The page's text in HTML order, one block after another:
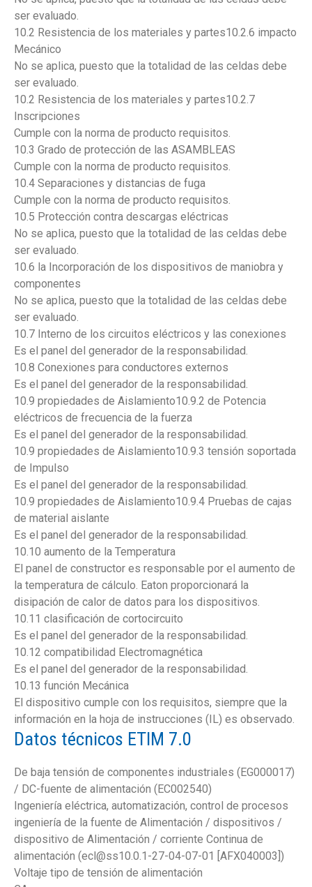
ser evaluado.
10.2 Resistencia de los materiales y partes10.2.6 impacto
Mecánico
No se aplica, puesto que la totalidad de las celdas debe
ser evaluado.
10.2 Resistencia de los materiales y partes10.2.7
Inscripciones
Cumple con la norma de producto requisitos.
10.3 Grado de protección de las ASAMBLEAS
Cumple con la norma de producto requisitos.
10.4 Separaciones y distancias de fuga
Cumple con la norma de producto requisitos.
10.5 Protección contra descargas eléctricas
No se aplica, puesto que la totalidad de las celdas debe
ser evaluado.
10.6 la Incorporación de los dispositivos de maniobra y
componentes
No se aplica, puesto que la totalidad de las celdas debe
ser evaluado.
10.7 Interno de los circuitos eléctricos y las conexiones
Es el panel del generador de la responsabilidad.
10.8 Conexiones para conductores externos
Es el panel del generador de la responsabilidad.
10.9 propiedades de Aislamiento10.9.2 de Potencia
eléctricos de frecuencia de la fuerza
Es el panel del generador de la responsabilidad.
10.9 propiedades de Aislamiento10.9.3 tensión soportada
de Impulso
Es el panel del generador de la responsabilidad.
10.9 propiedades de Aislamiento10.9.4 Pruebas de cajas
de material aislante
Es el panel del generador de la responsabilidad.
10.10 aumento de la Temperatura
El panel de constructor es responsable por el aumento de
la temperatura de cálculo. Eaton proporcionará la
disipación de calor de datos para los dispositivos.
10.11 clasificación de cortocircuito
Es el panel del generador de la responsabilidad.
10.12 compatibilidad Electromagnética
Es el panel del generador de la responsabilidad.
10.13 función Mecánica
El dispositivo cumple con los requisitos, siempre que la
información en la hoja de instrucciones (IL) es observado.
Datos técnicos ETIM 7.0
De baja tensión de componentes industriales (EG000017)
/ DC-fuente de alimentación (EC002540)
Ingeniería eléctrica, automatización, control de procesos
ingeniería de la fuente de Alimentación / dispositivos /
dispositivo de Alimentación / corriente Continua de
alimentación (ecl@ss10.0.1-27-04-07-01 [AFX040003])
Voltaje tipo de tensión de alimentación